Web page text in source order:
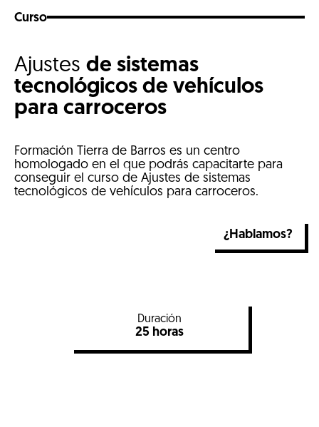
Curso
Ajustes de sistemas
tecnológicos de vehículos
para carroceros
Formación Tierra de Barros es un centro
homologado en el que podrás capacitarte para
conseguir el curso de Ajustes de sistemas
tecnológicos de vehículos para carroceros.
¿Hablamos?
Duración
25 horas